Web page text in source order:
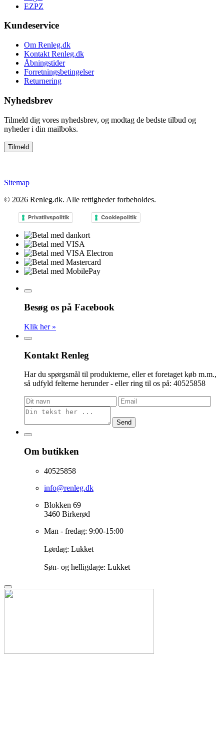
EZPZ
Kundeservice
Om Renleg.dk
Kontakt Renleg.dk
Åbningstider
Forretningsbetingelser
Returnering
Nyhedsbrev
Tilmeld dig vores nyhedsbrev, og modtag de bedste tilbud og
nyheder i din mailboks.
Sitemap
© 2026 Renleg.dk. Alle rettigheder forbeholdes.
Privatlivspolitik Cookiepolitik
Besøg os på Facebook
Klik her »
Kontakt Renleg
Har du spørgsmål til produkterne, eller et foretaget køb m.m.,
så udfyld felterne herunder - eller ring til os på: 40525858
Send
Om butikken
40525858
info@renleg.dk
Blokken 69
3460 Birkerød
Man - fredag: 9:00-15:00
Lørdag: Lukket
Søn- og helligdage: Lukket